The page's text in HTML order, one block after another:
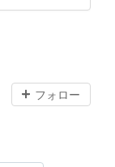
フォロー